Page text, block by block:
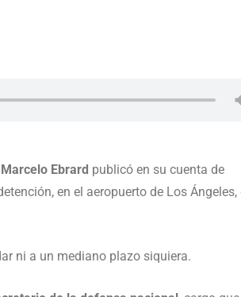
Marcelo Ebrard publicó en su cuenta de
en el aeropuerto de Los Ángeles,
ni a un mediano plazo siquiera.